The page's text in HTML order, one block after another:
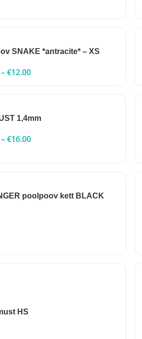
SNAKE *antracite* – XS
–€12.00
1,4mm
–€16.00
poolpoov kett BLACK
HS